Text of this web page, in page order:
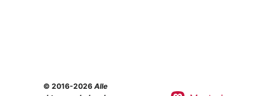
© 2016-2026Alle